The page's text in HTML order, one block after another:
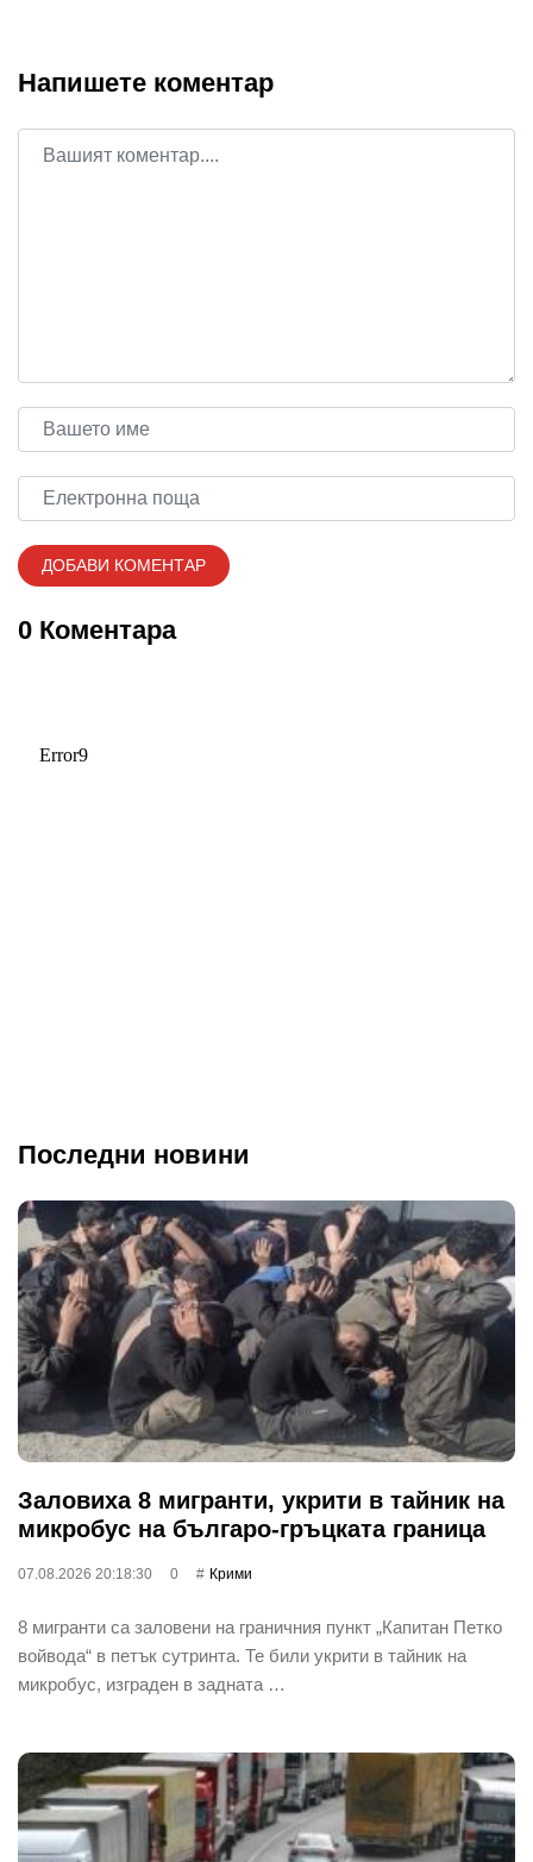
Напишете коментар
0 Коментара
Последни новини
Заловиха 8 мигранти, укрити в тайник на
микробус на българо-гръцката граница
07.08.2026 20:18:30 0 Крими
8 мигранти са заловени на граничния пункт „Капитан Петко
войвода“ в петък сутринта. Те били укрити в тайник на
микробус, изграден в задната …